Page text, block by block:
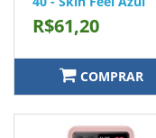
R$61,20
COMPRAR